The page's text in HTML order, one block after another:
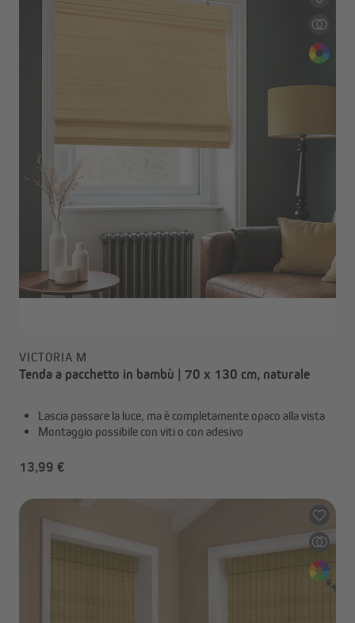
VICTORIA M
Tenda a pacchetto in bambù | 70 x 130 cm, naturale
Lascia passare la luce, ma è completamente opaco alla vista
Montaggio possibile con viti o con adesivo
13,99 €